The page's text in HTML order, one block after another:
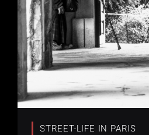
STREET-LIFE IN PARIS